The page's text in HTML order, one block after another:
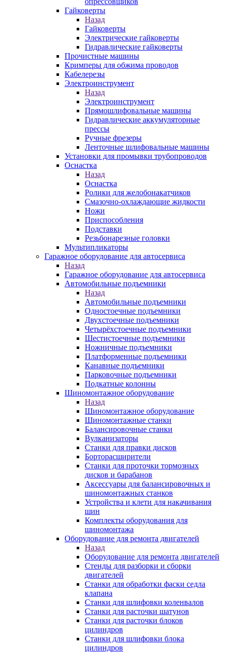
Гайковерты
Назад
Гайковерты
Электрические гайковерты
Гидравлические гайковерты
Прочистные машины
Кримперы для обжима проводов
Кабелерезы
Электроинструмент
Назад
Электроинструмент
Прямошлифовальные машины
Гидравлические аккумуляторные
прессы
Ручные фрезеры
Ленточные шлифовальные машины
Установки для промывки трубопроводов
Оснастка
Назад
Оснастка
Ролики для желобонакатчиков
Смазочно-охлаждающие жидкости
Ножи
Приспособления
Подставки
Резьбонарезные головки
Мультипликаторы
Гаражное оборудование для автосервиса
Назад
Гаражное оборудование для автосервиса
Автомобильные подъемники
Назад
Автомобильные подъемники
Одностоечные подъемники
Двухстоечные подъемники
Четырёхстоечные подъемники
Шестистоечные подъемники
Ножничные подъемники
Платформенные подъемники
Канавные подъемники
Парковочные подъемники
Подкатные колонны
Шиномонтажное оборудование
Назад
Шиномонтажное оборудование
Шиномонтажные станки
Балансировочные станки
Вулканизаторы
Станки для правки дисков
Борторасширители
Станки для проточки тормозных
дисков и барабанов
Аксессуары для балансировочных и
шиномонтажных станков
Устройства и клети для накачивания
шин
Комплекты оборудования для
шиномонтажа
Оборудование для ремонта двигателей
Назад
Оборудование для ремонта двигателей
Стенды для разборки и сборки
двигателей
Станки для обработки фаски седла
клапана
Станки для шлифовки коленвалов
Станки для расточки шатунов
Станки для расточки блоков
цилиндров
Станки для шлифовки блока
цилиндров